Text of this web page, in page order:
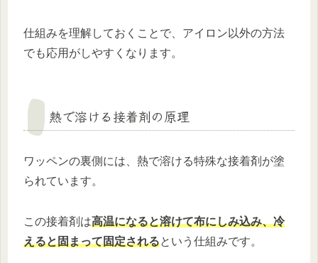
仕組みを理解しておくことで、アイロン以外の方法
でも応用がしやすくなります。
熱で溶ける接着剤の原理
ワッペンの裏側には、熱で溶ける特殊な接着剤が塗
られています。
この接着剤は高温になると溶けて布にしみ込み、冷
えると固まって固定されるという仕組みです。